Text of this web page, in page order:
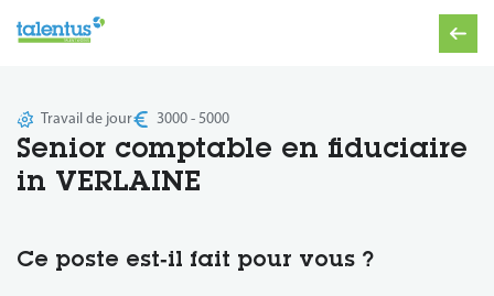
Senior comptable en fiduciaire
in VERLAINE
Travail de jour 3000 - 5000
Ce poste est‑il fait pour vous ?